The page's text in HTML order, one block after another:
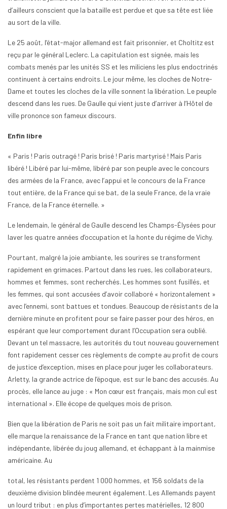
d’ailleurs conscient que la bataille est perdue et que sa tête est liée
au sort de la ville.
Le 25 août, l’état-major allemand est fait prisonnier, et Choltitz est
reçu par le général Leclerc. La capitulation est signée, mais les
combats menés par les unités SS et les miliciens les plus endoctrinés
continuent à certains endroits. Le jour même, les cloches de Notre-
Dame et toutes les cloches de la ville sonnent la libération. Le peuple
descend dans les rues. De Gaulle qui vient juste d’arriver à l’Hôtel de
ville prononce son fameux discours.
Enfin libre
« Paris ! Paris outragé ! Paris brisé ! Paris martyrisé ! Mais Paris
libéré ! Libéré par lui-même, libéré par son peuple avec le concours
des armées de la France, avec l’appui et le concours de la France
tout entière, de la France qui se bat, de la seule France, de la vraie
France, de la France éternelle. »
Le lendemain, le général de Gaulle descend les Champs-Élysées pour
laver les quatre années d’occupation et la honte du régime de Vichy.
Pourtant, malgré la joie ambiante, les sourires se transforment
rapidement en grimaces. Partout dans les rues, les collaborateurs,
hommes et femmes, sont recherchés. Les hommes sont fusillés, et
les femmes, qui sont accusées d’avoir collaboré « horizontalement »
avec l’ennemi, sont battues et tondues. Beaucoup de résistants de la
dernière minute en profitent pour se faire passer pour des héros, en
espérant que leur comportement durant l’Occupation sera oublié.
Devant un tel massacre, les autorités du tout nouveau gouvernement
font rapidement cesser ces règlements de compte au profit de cours
de justice d’exception, mises en place pour juger les collaborateurs.
Arletty, la grande actrice de l’époque, est sur le banc des accusés. Au
procès, elle lance au juge : « Mon cœur est français, mais mon cul est
international ». Elle écope de quelques mois de prison.
Bien que la libération de Paris ne soit pas un fait militaire important,
elle marque la renaissance de la France en tant que nation libre et
indépendante, libérée du joug allemand, et échappant à la mainmise
américaine. Au
total, les résistants perdent 1 000 hommes, et 156 soldats de la
deuxième division blindée meurent également. Les Allemands payent
un lourd tribut : en plus d’importantes pertes matérielles, 12 800